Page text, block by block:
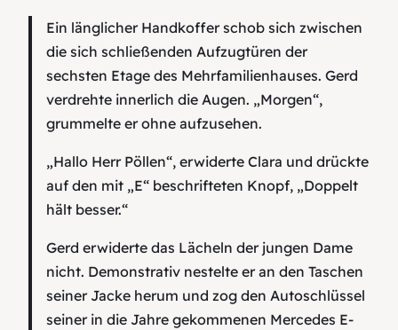
Ein länglicher Handkoffer schob sich zwischen
die sich schließenden Aufzugtüren der
sechsten Etage des Mehrfamilienhauses. Gerd
verdrehte innerlich die Augen. „Morgen“,
grummelte er ohne aufzusehen.
„Hallo Herr Pöllen“, erwiderte Clara und drückte
auf den mit „E“ beschrifteten Knopf, „Doppelt
hält besser.“
Gerd erwiderte das Lächeln der jungen Dame
nicht. Demonstrativ nestelte er an den Taschen
seiner Jacke herum und zog den Autoschlüssel
seiner in die Jahre gekommenen Mercedes E-